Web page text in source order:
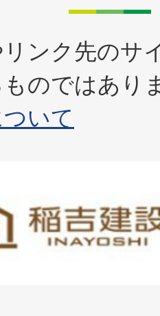
ンク先のサ
のではあり
いて